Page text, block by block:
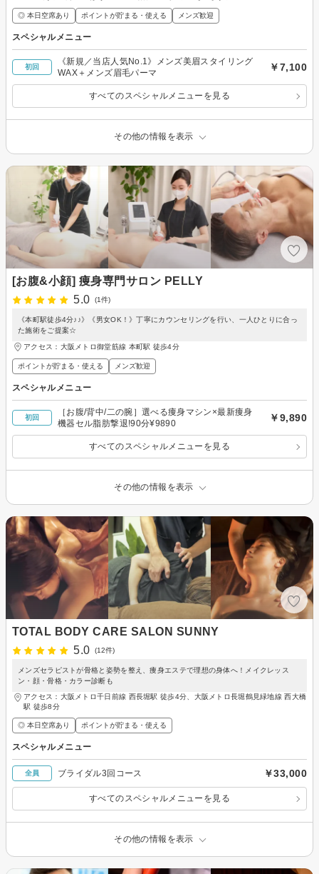
◎ 本日空席あり ポイントが貯まる・使える メンズ歓迎
スペシャルメニュー
初回
《新規／当店人気No.1》メンズ美眉スタイリング
WAX＋メンズ眉毛パーマ
￥7,100
すべてのスペシャルメニューを見る
その他の情報を表示
[お腹&小顔] 痩身専門サロン PELLY
5.0
(1件)
《本町駅徒歩4分♪♪》《男女OK！》丁寧にカウンセリングを行い、一人ひとりに合っ
た施術をご提案☆
アクセス：大阪メトロ御堂筋線 本町駅 徒歩4分
ポイントが貯まる・使える メンズ歓迎
スペシャルメニュー
初回
［お腹/背中/二の腕］選べる痩身マシン×最新痩身
機器セル脂肪撃退!90分¥9890
￥9,890
すべてのスペシャルメニューを見る
その他の情報を表示
TOTAL BODY CARE SALON SUNNY
5.0
(12件)
メンズセラピストが骨格と姿勢を整え、痩身エステで理想の身体へ！メイクレッス
ン・顔・骨格・カラー診断も
アクセス：大阪メトロ千日前線 西長堀駅 徒歩4分、大阪メトロ長堀鶴見緑地線 西大橋
駅 徒歩8分
◎ 本日空席あり ポイントが貯まる・使える
スペシャルメニュー
全員 ブライダル3回コース ￥33,000
すべてのスペシャルメニューを見る
その他の情報を表示